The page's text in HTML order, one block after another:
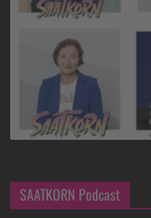
SAATKORN Podcast